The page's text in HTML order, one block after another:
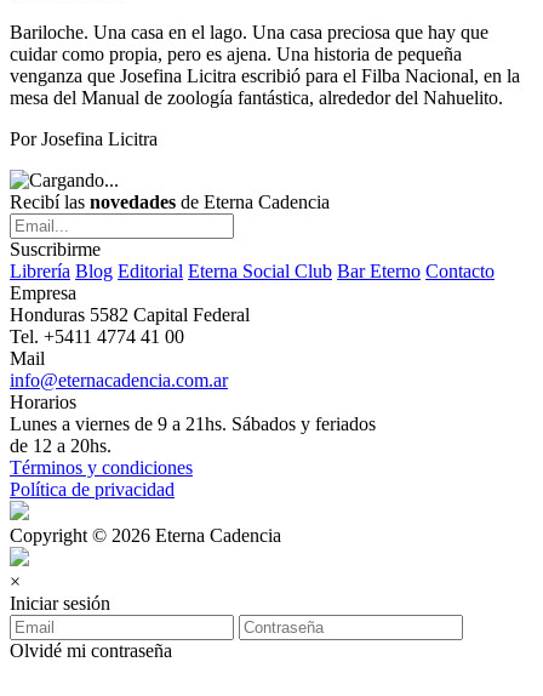
Bariloche. Una casa en el lago. Una casa preciosa que hay que
cuidar como propia, pero es ajena. Una historia de pequeña
venganza que Josefina Licitra escribió para el Filba Nacional, en la
mesa del Manual de zoología fantástica, alrededor del Nahuelito.
Por Josefina Licitra
Recibí las novedades de Eterna Cadencia
Suscribirme
Librería Blog Editorial Eterna Social Club Bar Eterno Contacto
Empresa
Honduras 5582 Capital Federal
Tel. +5411 4774 41 00
Mail
info@eternacadencia.com.ar
Horarios
Lunes a viernes de 9 a 21hs. Sábados y feriados
de 12 a 20hs.
Términos y condiciones
Política de privacidad
Copyright © 2026 Eterna Cadencia
×
Iniciar sesión
Olvidé mi contraseña